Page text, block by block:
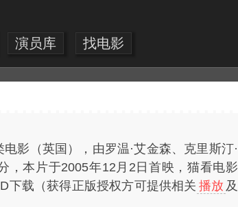
演员库 找电影
影（英国），由罗温·艾金森、克里斯汀·
，本片于2005年12月2日首映，猫看电影
下载（获得正版授权方可提供相关 播放 及